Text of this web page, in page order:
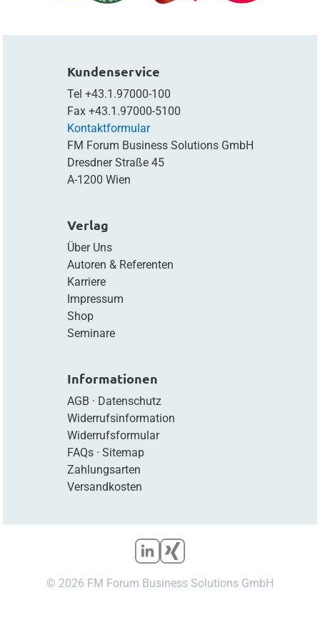
Kundenservice
Tel +43.1.97000-100
Fax +43.1.97000-5100
Kontaktformular
FM Forum Business Solutions GmbH
Dresdner Straße 45
A-1200 Wien
Verlag
Über Uns
Autoren & Referenten
Karriere
Impressum
Shop
Seminare
Informationen
AGB · Datenschutz
Widerrufsinformation
Widerrufsformular
FAQs· Sitemap
Zahlungsarten
Versandkosten
© 2026 FM Forum Business Solutions GmbH